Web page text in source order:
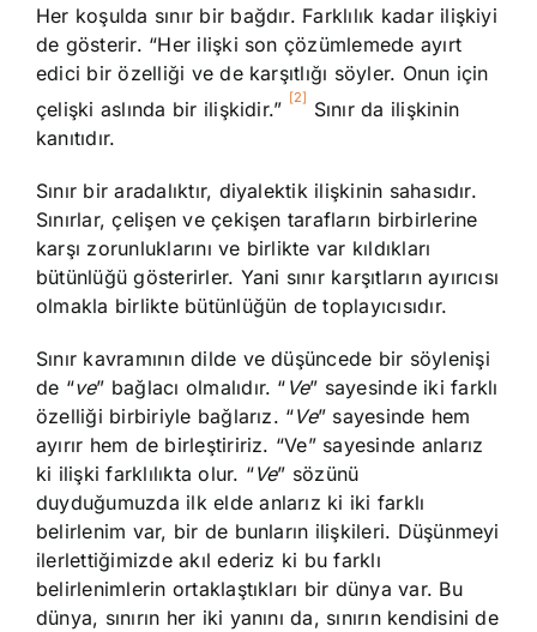
Her koşulda sınır bir bağdır. Farklılık kadar ilişkiyi
de gösterir. “Her ilişki son çözümlemede ayırt
edici bir özelliği ve de karşıtlığı söyler. Onun için
çelişki aslında bir ilişkidir.” [2] Sınır da ilişkinin
kanıtıdır.
Sınır bir aradalıktır, diyalektik ilişkinin sahasıdır.
Sınırlar, çelişen ve çekişen tarafların birbirlerine
karşı zorunluklarını ve birlikte var kıldıkları
bütünlüğü gösterirler. Yani sınır karşıtların ayırıcısı
olmakla birlikte bütünlüğün de toplayıcısıdır.
Sınır kavramının dilde ve düşüncede bir söylenişi
de “ve” bağlacı olmalıdır. “ Ve” sayesinde iki farklı
özelliği birbiriyle bağlarız. “Ve” sayesinde hem
ayırır hem de birleştiririz. “Ve” sayesinde anlarız
ki ilişki farklılıkta olur. “Ve” sözünü
duyduğumuzda ilk elde anlarız ki iki farklı
belirlenim var, bir de bunların ilişkileri. Düşünmeyi
ilerlettiğimizde akıl ederiz ki bu farklı
belirlenimlerin ortaklaştıkları bir dünya var. Bu
dünya, sınırın her iki yanını da, sınırın kendisini de